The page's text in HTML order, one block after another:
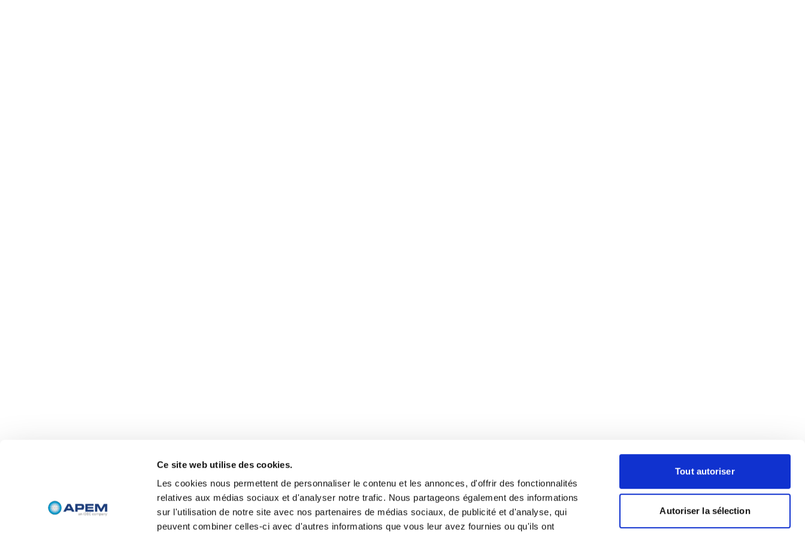
Ce site web utilise des cookies.
Les cookies nous permettent de personnaliser le contenu et les annonces, d'offrir des fonctionnalités
relatives aux médias sociaux et d'analyser notre trafic. Nous partageons également des informations
sur l'utilisation de notre site avec nos partenaires de médias sociaux, de publicité et d'analyse, qui
peuvent combiner celles-ci avec d'autres informations que vous leur avez fournies ou qu'ils ont
Tout autoriser
Autoriser la sélection